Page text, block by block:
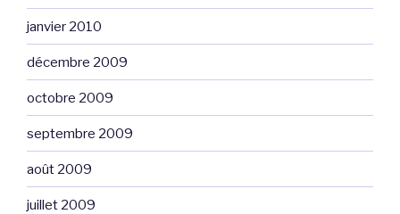
janvier 2010
décembre 2009
octobre 2009
septembre 2009
août 2009
juillet 2009